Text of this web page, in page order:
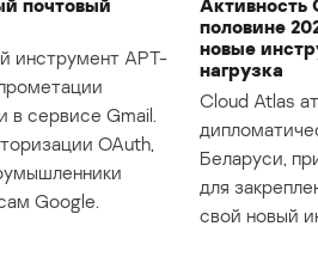
почтовый
инструмент APT-
в сервисе Gmail.
OAuth,
Google.
Активность
половине
новые
нагрузка
Cloud Atlas
Беларуси,
для
свой новый